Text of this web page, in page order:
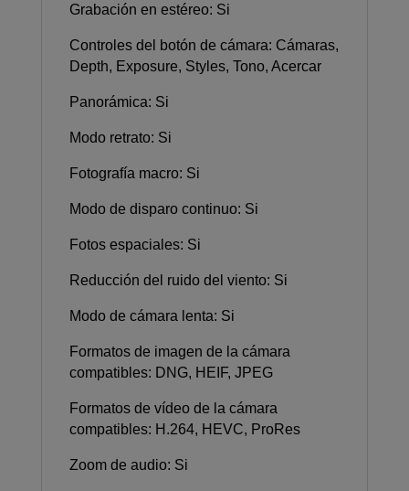
Grabación en estéreo: Si
Controles del botón de cámara: Cámaras,
Depth, Exposure, Styles, Tono, Acercar
Panorámica: Si
Modo retrato: Si
Fotografía macro: Si
Modo de disparo continuo: Si
Fotos espaciales: Si
Reducción del ruido del viento: Si
Modo de cámara lenta: Si
Formatos de imagen de la cámara
compatibles: DNG, HEIF, JPEG
Formatos de vídeo de la cámara
compatibles: H.264, HEVC, ProRes
Zoom de audio: Si